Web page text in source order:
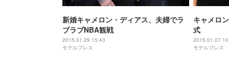
新婚キャメロン・ディアス、夫婦でラ
ブラブNBA観戦
2015.01.29 15:43
モデルプレス
キャメロ
式
2015.01.07
モデルプレス